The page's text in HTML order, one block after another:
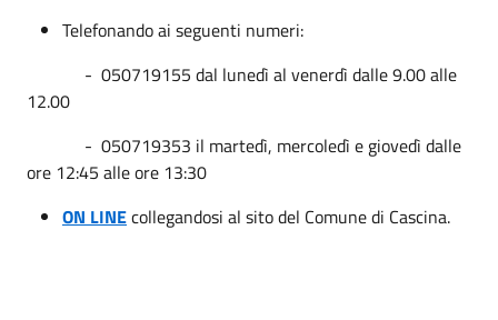
Telefonando ai seguenti numeri:
- 050719155 dal lunedì al venerdì dalle 9.00 alle
12.00
- 050719353 il martedì, mercoledì e giovedì dalle
ore 12:45 alle ore 13:30
ON LINEcollegandosi al sito del Comune di Cascina.